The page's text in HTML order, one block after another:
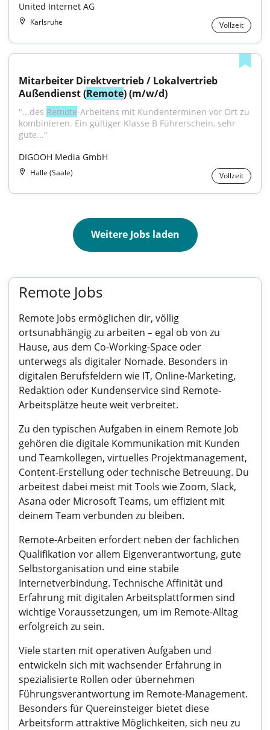
United Internet AG
Karlsruhe Vollzeit
Mitarbeiter Direktvertrieb / Lokalvertrieb
Außendienst (Remote) (m/w/d)
"...des Remote-Arbeitens mit Kundenterminen vor Ort zu
kombinieren. Ein gültiger Klasse B Führerschein, sehr
gute..."
DIGOOH Media GmbH
Halle (Saale) Vollzeit
Weitere Jobs laden
Remote Jobs
Remote Jobs ermöglichen dir, völlig
ortsunabhängig zu arbeiten – egal ob von zu
Hause, aus dem Co-Working-Space oder
unterwegs als digitaler Nomade. Besonders in
digitalen Berufsfeldern wie IT, Online-Marketing,
Redaktion oder Kundenservice sind Remote-
Arbeitsplätze heute weit verbreitet.
Zu den typischen Aufgaben in einem Remote Job
gehören die digitale Kommunikation mit Kunden
und Teamkollegen, virtuelles Projektmanagement,
Content-Erstellung oder technische Betreuung. Du
arbeitest dabei meist mit Tools wie Zoom, Slack,
Asana oder Microsoft Teams, um effizient mit
deinem Team verbunden zu bleiben.
Remote-Arbeiten erfordert neben der fachlichen
Qualifikation vor allem Eigenverantwortung, gute
Selbstorganisation und eine stabile
Internetverbindung. Technische Affinität und
Erfahrung mit digitalen Arbeitsplattformen sind
wichtige Voraussetzungen, um im Remote-Alltag
erfolgreich zu sein.
Viele starten mit operativen Aufgaben und
entwickeln sich mit wachsender Erfahrung in
spezialisierte Rollen oder übernehmen
Führungsverantwortung im Remote-Management.
Besonders für Quereinsteiger bietet diese
Arbeitsform attraktive Möglichkeiten, sich neu zu